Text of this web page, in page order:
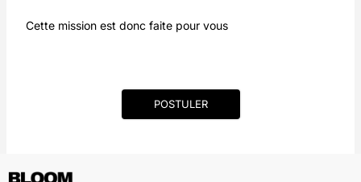
Cette mission est donc faite pour vous
POSTULER